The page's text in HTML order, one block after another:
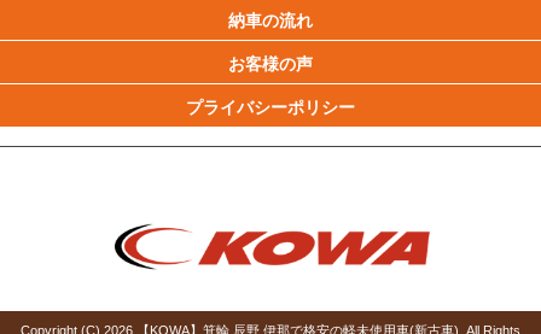
納車の流れ
お客様の声
プライバシーポリシー
Copyright (C) 2026 【KOWA】箕輪 辰野 伊那で格安の軽未使用車(新古車) . All Rights